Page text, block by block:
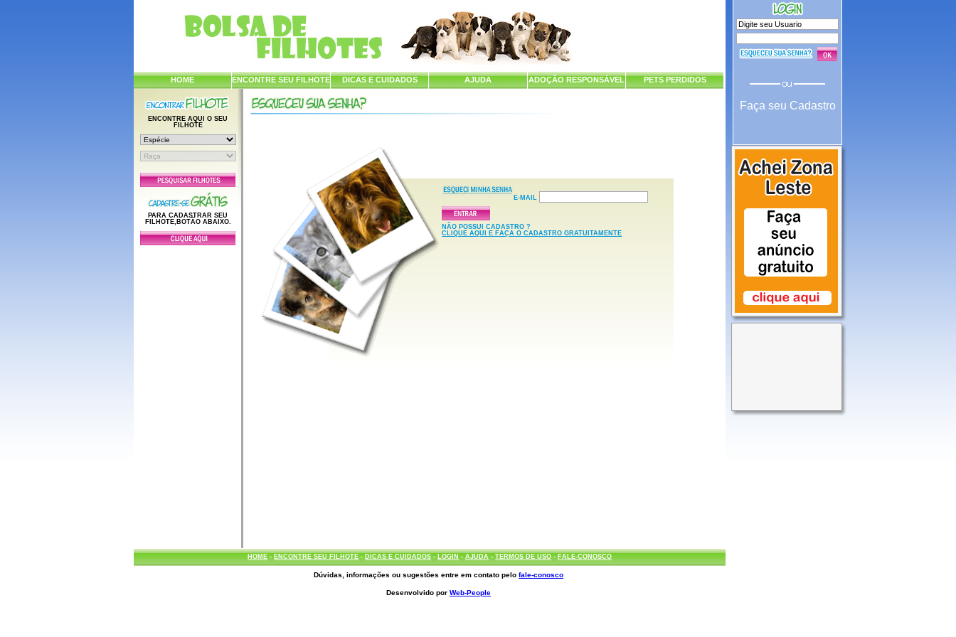
HOME ENCONTRE SEU FILHOTE DICAS E CUIDADOS AJUDA ADOÇÃO RESPONSÁVEL PETS PERDIDOS
ENCONTRE AQUI O SEU
FILHOTE
PARA CADASTRAR SEU
FILHOTE,BOTÃO ABAIXO.
E-MAIL
NÃO POSSUI CADASTRO ?
CLIQUE AQUI E FAÇA O CADASTRO GRATUITAMENTE
HOME- ENCONTRE SEU FILHOTE- DICAS E CUIDADOS- LOGIN-AJUDA-TERMOS DE USO- FALE-CONOSCO
Faça seu Cadastro
Dúvidas, informações ou sugestões entre em contato pelofale-conosco
Desenvolvido porWeb-People